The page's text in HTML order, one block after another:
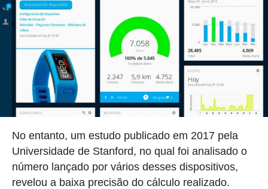
No entanto, um estudo publicado em 2017 pela
Universidade de Stanford, no qual foi analisado o
número lançado por vários desses dispositivos,
revelou a baixa precisão do cálculo realizado.